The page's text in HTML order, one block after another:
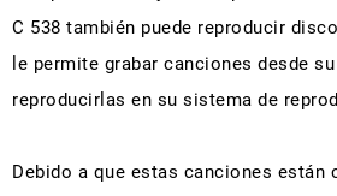
C 538 también puede reproducir
le permite grabar canciones desde
reproducirlas en su sistema de
Debido a que estas canciones están